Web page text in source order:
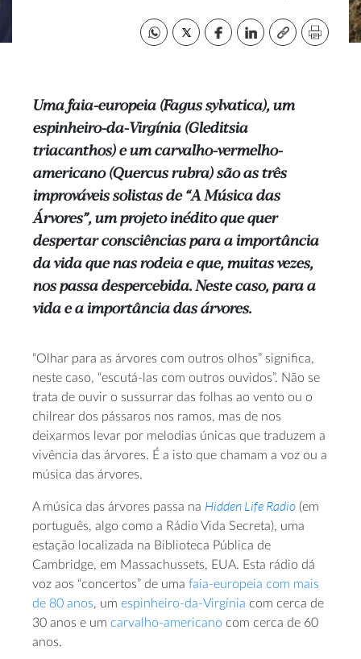
Uma faia-europeia (Fagus sylvatica), um
espinheiro-da-Virgínia (Gleditsia
triacanthos) e um carvalho-vermelho-
americano (Quercus rubra) são as três
improváveis solistas de “A Música das
Árvores”, um projeto inédito que quer
despertar consciências para a importância
da vida que nas rodeia e que, muitas vezes,
nos passa despercebida. Neste caso, para a
vida e a importância das árvores.
“Olhar para as árvores com outros olhos” significa,
neste caso, “escutá-las com outros ouvidos”. Não se
trata de ouvir o sussurrar das folhas ao vento ou o
chilrear dos pássaros nos ramos, mas de nos
deixarmos levar por melodias únicas que traduzem a
vivência das árvores. É a isto que chamam a voz ou a
música das árvores.
A música das árvores passa na Hidden Life Radio (em
português, algo como a Rádio Vida Secreta), uma
estação localizada na Biblioteca Pública de
Cambridge, em Massachussets, EUA. Esta rádio dá
voz aos “concertos” de uma faia-europeia com mais
de 80 anos, um espinheiro-da-Virgínia com cerca de
30 anos e um carvalho-americano com cerca de 60
anos.